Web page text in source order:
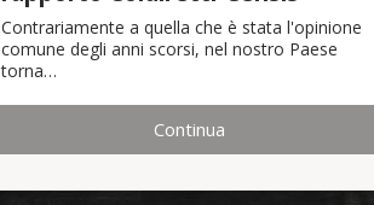
Contrariamente a quella che è stata l'opinione
comune degli anni scorsi, nel nostro Paese
torna…
Continua